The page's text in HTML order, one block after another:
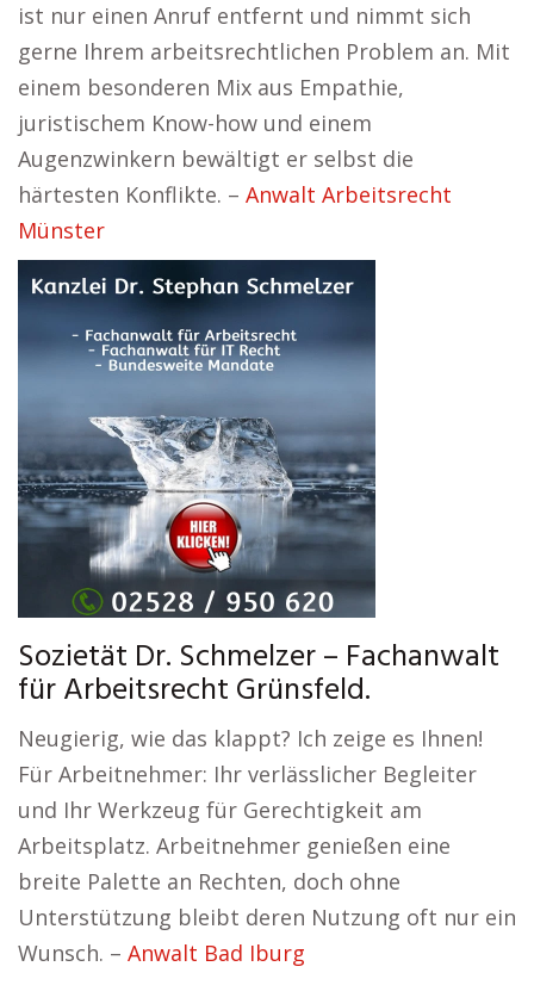
ist nur einen Anruf entfernt und nimmt sich
gerne Ihrem arbeitsrechtlichen Problem an. Mit
einem besonderen Mix aus Empathie,
juristischem Know-how und einem
Augenzwinkern bewältigt er selbst die
härtesten Konflikte. – Anwalt Arbeitsrecht
Münster
Sozietät Dr. Schmelzer – Fachanwalt
für Arbeitsrecht Grünsfeld.
Neugierig, wie das klappt? Ich zeige es Ihnen!
Für Arbeitnehmer: Ihr verlässlicher Begleiter
und Ihr Werkzeug für Gerechtigkeit am
Arbeitsplatz. Arbeitnehmer genießen eine
breite Palette an Rechten, doch ohne
Unterstützung bleibt deren Nutzung oft nur ein
Wunsch. – Anwalt Bad Iburg